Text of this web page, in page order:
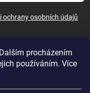
procházením
používáním. Více
ochrany osobních údajů